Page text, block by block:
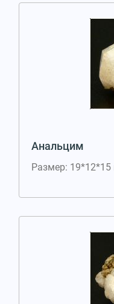
Анальцим
Размер: